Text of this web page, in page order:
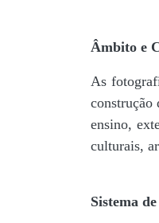
Âmbito e
As
construção
ensino,
culturais,
Sistema